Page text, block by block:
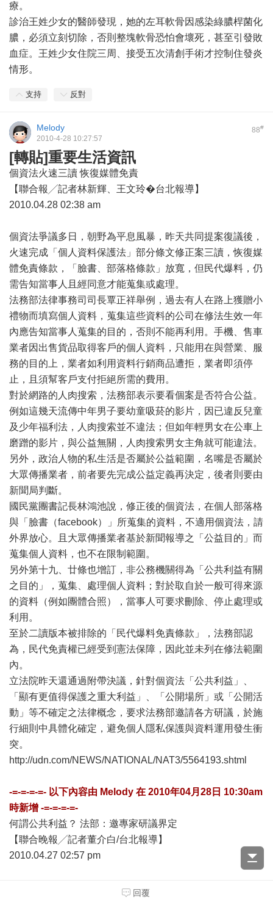
療。
診治王姓少女的醫師發現，她的左耳軟骨因感染綠膿桿菌化
膿，必須立刻切除，否則整塊軟骨恐怕會壞死，甚至引發敗
血症。王姓少女住院三周、接受五次清創手術才控制住發炎
情形。
支持 反對
88#
Melody
2010-4-28 10:27:57
[轉貼]重要生活資訊
個資法火速三讀 恢復媒體免責
【聯合報╱記者林新輝、王文玲�台北報導】
2010.04.28 02:38 am
個資法爭議多日，朝野為平息風暴，昨天共同提案復議後，
火速完成「個人資料保護法」部分條文修正案三讀，恢復媒
體免責條款，「臉書、部落格條款」放寬，但民代爆料，仍
需告知當事人且經同意才能蒐集或處理。
法務部法律事務司司長覃正祥舉例，過去有人在路上獲贈小
禮物而填寫個人資料，蒐集這些資料的公司在修法生效一年
內應告知當事人蒐集的目的，否則不能再利用。手機、售車
業者因出售貨品取得客戶的個人資料，只能用在與營業、服
務的目的上，業者如利用資料行銷商品遭拒，業者即須停
止，且須幫客戶支付拒絕所需的費用。
對於網路的人肉搜索，法務部表示要看個案是否符合公益。
例如這幾天流傳中年男子要幼童吸菸的影片，因已違反兒童
及少年福利法，人肉搜索並不違法；但如年輕男女在公車上
磨蹭的影片，與公益無關，人肉搜索男女主角就可能違法。
另外，政治人物的私生活是否屬於公益範圍，名嘴是否屬於
大眾傳播業者，前者要先完成公益定義再決定，後者則要由
新聞局判斷。
國民黨團書記長林鴻池說，修正後的個資法，在個人部落格
與「臉書（facebook）」所蒐集的資料，不適用個資法，請
外界放心。且大眾傳播業者基於新聞報導之「公益目的」而
蒐集個人資料，也不在限制範圍。
另外第十九、廿條也增訂，非公務機關得為「公共利益有關
之目的」，蒐集、處理個人資料；對於取自於一般可得來源
的資料（例如團體合照），當事人可要求刪除、停止處理或
利用。
至於二讀版本被排除的「民代爆料免責條款」，法務部認
為，民代免責權已經受到憲法保障，因此並未列在修法範圍
內。
立法院昨天還通過附帶決議，針對個資法「公共利益」、
「顯有更值得保護之重大利益」、「公開場所」或「公開活
動」等不確定之法律概念，要求法務部邀請各方研議，於施
行細則中具體化確定，避免個人隱私保護與資料運用發生衝
突。
http://udn.com/NEWS/NATIONAL/NAT3/5564193.shtml
-=-=-=-=- 以下內容由 Melody 在 2010年04月28日 10:30am
時新增 -=-=-=-=-
何謂公共利益？ 法部：邀專家研議界定
【聯合晚報╱記者董介白/台北報導】
2010.04.27 02:57 pm
個資法修正版三讀通過，原本被刪除的「媒體免責」部分，
回覆